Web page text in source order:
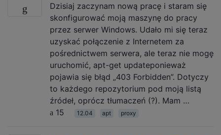
Dzisiaj zaczynam nową pracę i staram się
skonfigurować moją maszynę do pracy
przez serwer Windows. Udało mi się teraz
uzyskać połączenie z Internetem za
pośrednictwem serwera, ale teraz nie mogę
uruchomić, apt-get updateponieważ
pojawia się błąd „403 Forbidden”. Dotyczy
to każdego repozytorium pod moją listą
źródeł, oprócz tłumaczeń (?). Mam …
15
12.04 apt proxy